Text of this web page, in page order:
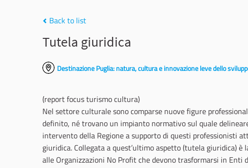
Back to list
Tutela giuridica
Destinazione Puglia: natura, cultura e innovazione leve dello
(report focus turismo cultura)
Nel settore culturale sono comparse nuove figure
definito, né trovano un impianto normativo sul quale
intervento della Regione a supporto di questi professionisti
giuridica. Collegata a quest’ultimo aspetto (tutela giuridica)
alle Organizzazioni No Profit che devono trasformarsi in Enti